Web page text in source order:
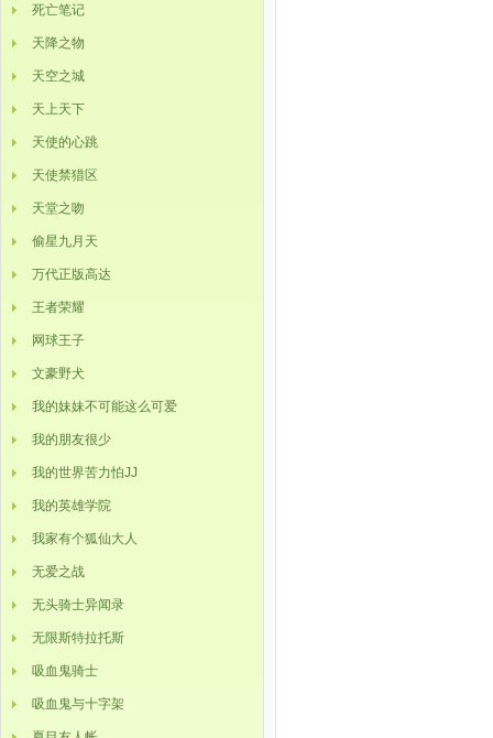
死亡笔记
天降之物
天空之城
天上天下
天使的心跳
天使禁猎区
天堂之吻
偷星九月天
万代正版高达
王者荣耀
网球王子
文豪野犬
我的妹妹不可能这么可爱
我的朋友很少
我的世界苦力怕JJ
我的英雄学院
我家有个狐仙大人
无爱之战
无头骑士异闻录
无限斯特拉托斯
吸血鬼骑士
吸血鬼与十字架